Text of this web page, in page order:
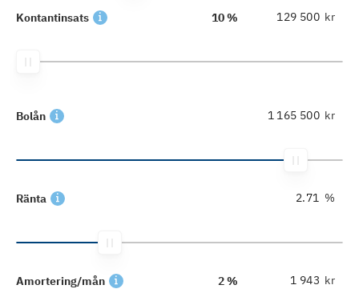
Kontantinsats 10 % kr
Bolån kr
Ränta %
Amortering/mån 2 % kr